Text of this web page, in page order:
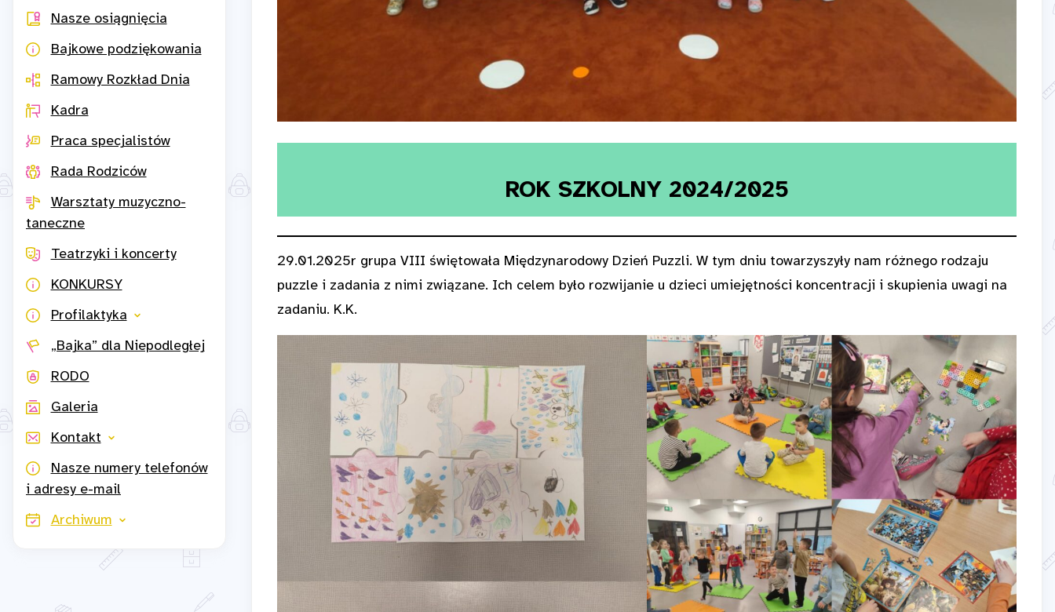
Nasze osiągnięcia
Bajkowe podziękowania
Ramowy Rozkład Dnia
Kadra
Praca specjalistów
Rada Rodziców
Warsztaty muzyczno-
taneczne
Teatrzyki i koncerty
KONKURSY
Profilaktyka
„Bajka” dla Niepodległej
RODO
Galeria
Kontakt
Nasze numery telefonów
i adresy e-mail
Archiwum
ROK SZKOLNY 2024/2025
29.01.2025r grupa VIII świętowała Międzynarodowy Dzień Puzzli. W tym dniu towarzyszyły nam różnego rodzaju
puzzle i zadania z nimi związane. Ich celem było rozwijanie u dzieci umiejętności koncentracji i skupienia uwagi na
zadaniu. K.K.